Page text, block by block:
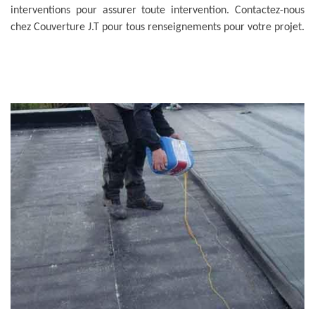
interventions pour assurer toute intervention. Contactez-nous
chez Couverture J.T pour tous renseignements pour votre projet.